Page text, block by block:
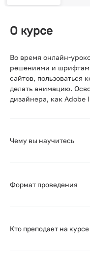
О курсе
Во время онлайн-
решениями и
сайтов,
делать анимацию.
дизайнера, как
Чему вы научитесь
Формат проведения
Кто преподает на курсе